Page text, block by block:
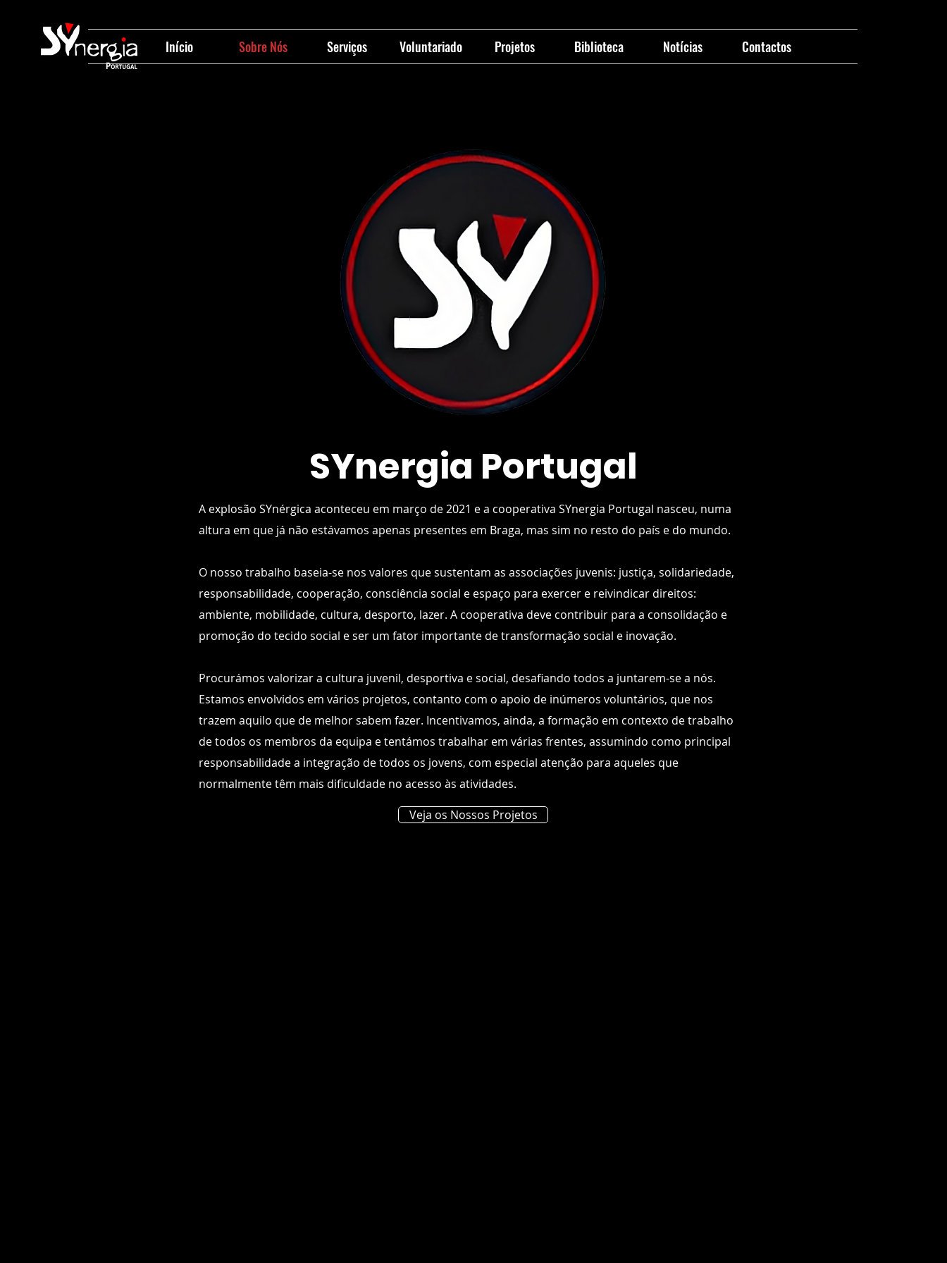
Início Sobre Nós Serviços Voluntariado Projetos Biblioteca Notícias Contactos
SYnergia Portugal
A explosão SYnérgica aconteceu em março de 2021 e a cooperativa SYnergia Portugal nasceu, numa
altura em que já não estávamos apenas presentes em Braga, mas sim no resto do país e do mundo.
​O nosso trabalho baseia-se nos valores que sustentam as associações juvenis: justiça, solidariedade,
responsabilidade, cooperação, consciência social e espaço para exercer e reivindicar direitos:
ambiente, mobilidade, cultura, desporto, lazer. A cooperativa deve contribuir para a consolidação e
promoção do tecido social e ser um fator importante de transformação social e inovação.​
Procurámos valorizar a cultura juvenil, desportiva e social, desafiando todos a juntarem-se a nós.
Estamos envolvidos em vários projetos, contanto com o apoio de inúmeros voluntários, que nos
trazem aquilo que de melhor sabem fazer. Incentivamos, ainda, a formação em contexto de trabalho
de todos os membros da equipa e tentámos trabalhar em várias frentes, assumindo como principal
responsabilidade a integração de todos os jovens, com especial atenção para aqueles que
normalmente têm mais dificuldade no acesso às atividades.
Veja os Nossos Projetos